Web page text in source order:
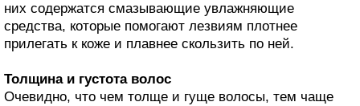
них содержатся смазывающие увлажняющие
средства, которые помогают лезвиям плотнее
прилегать к коже и плавнее скользить по ней.
Толщина и густота волос
Очевидно, что чем толще и гуще волосы, тем чаще